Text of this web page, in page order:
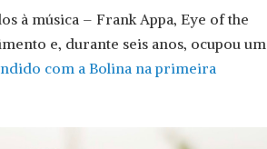
à música – Frank Appa, Eye of the
e, durante seis anos, ocupou um
com a Bolina na primeira